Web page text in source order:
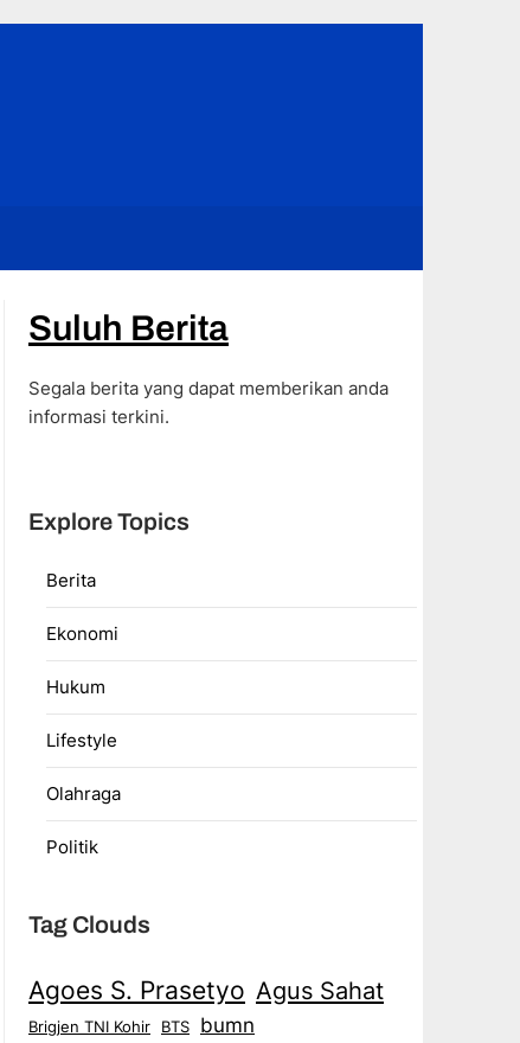
Suluh Berita
Segala berita yang dapat memberikan anda
informasi terkini.
Explore Topics
Berita
Ekonomi
Hukum
Lifestyle
Olahraga
Politik
Tag Clouds
Agoes S. Prasetyo Agus Sahat
Brigjen TNI Kohir BTS bumn